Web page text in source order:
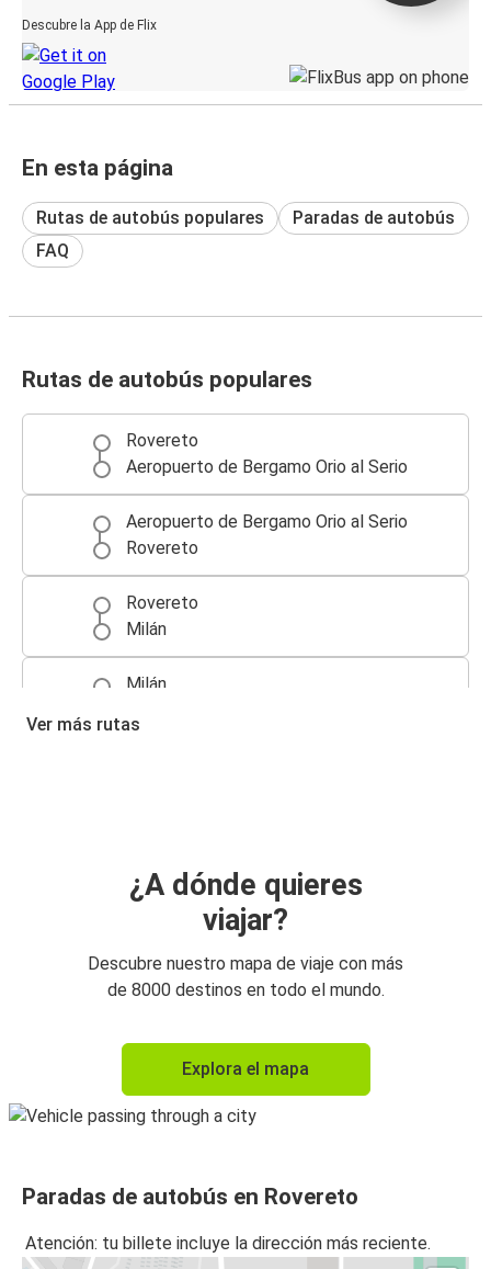
Descubre la App de Flix
En esta página
Rutas de autobús populares
Paradas de autobús
FAQ
Rutas de autobús populares
Rovereto
Aeropuerto de Bergamo Orio al Serio
Aeropuerto de Bergamo Orio al Serio
Rovereto
Rovereto
Milán
Milán
Rovereto
Peschiera del Garda
Berlín
Rovereto
Berlín
Niza
Ver más rutas
¿A dónde quieres
viajar?
Descubre nuestro mapa de viaje con más
de 8000 destinos en todo el mundo.
Explora el mapa
Paradas de autobús en Rovereto
Atención: tu billete incluye la dirección más reciente.